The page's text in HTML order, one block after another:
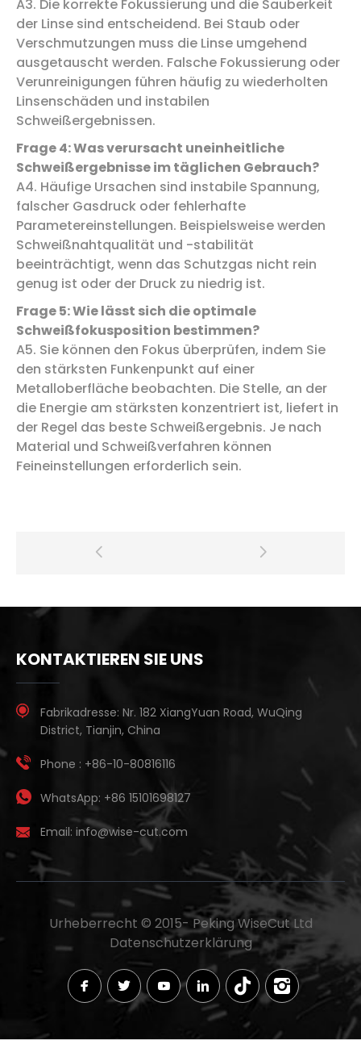
A3. Die korrekte Fokussierung und die Sauberkeit
der Linse sind entscheidend. Bei Staub oder
Verschmutzungen muss die Linse umgehend
ausgetauscht werden. Falsche Fokussierung oder
Verunreinigungen führen häufig zu wiederholten
Linsenschäden und instabilen
Schweißergebnissen.
Frage 4: Was verursacht uneinheitliche
Schweißergebnisse im täglichen Gebrauch?
A4. Häufige Ursachen sind instabile Spannung,
falscher Gasdruck oder fehlerhafte
Parametereinstellungen. Beispielsweise werden
Schweißnahtqualität und -stabilität
beeinträchtigt, wenn das Schutzgas nicht rein
genug ist oder der Druck zu niedrig ist.
Frage 5: Wie lässt sich die optimale
Schweißfokusposition bestimmen?
A5. Sie können den Fokus überprüfen, indem Sie
den stärksten Funkenpunkt auf einer
Metalloberfläche beobachten. Die Stelle, an der
die Energie am stärksten konzentriert ist, liefert in
der Regel das beste Schweißergebnis. Je nach
Material und Schweißverfahren können
Feineinstellungen erforderlich sein.
KONTAKTIEREN SIE UNS
Fabrikadresse: Nr. 182 XiangYuan Road, WuQing
District, Tianjin, China
Phone : +86-10-80816116
WhatsApp: +86 15101698127
Email: info@wise-cut.com
Urheberrecht © 2015-Peking WiseCut Ltd
Datenschutzerklärung